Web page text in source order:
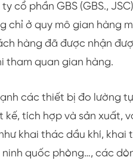
cổ phần GBS (GBS.,
chỉ ở quy mô gian hàng
hàng đã được nhận
tham quan gian hàng.
các thiết bị đo lường
kế, tích hợp và sản xuất,
khai thác dầu khí,
quốc phòng…, các